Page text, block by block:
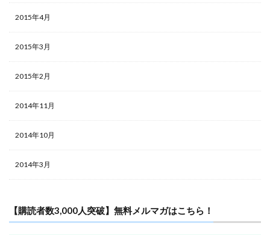
2015年4月
2015年3月
2015年2月
2014年11月
2014年10月
2014年3月
【購読者数3,000人突破】無料メルマガはこちら！